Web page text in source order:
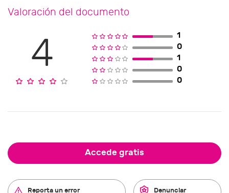
Valoración del documento
4
1
0
1
0
0
Accede gratis
Reporta un error Denunciar